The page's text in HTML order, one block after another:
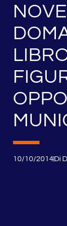
10/10/2014Di